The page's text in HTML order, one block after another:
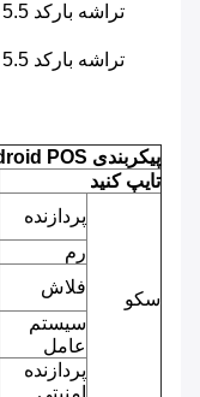
پیکربندی WCT-S6FO Android POS:
تایپ کنید
سکو
پردازنده
رم
فلاش
سیستم
عامل
پردازنده